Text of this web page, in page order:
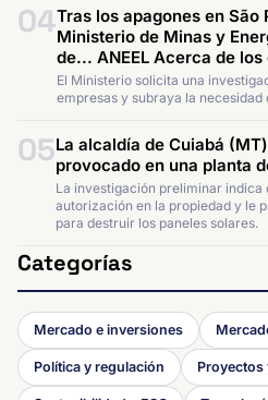
04Tras los apagones en São
Ministerio de Minas y
de... ANEEL Acerca de
El Ministerio solicita una
empresas y subraya la
05La alcaldía de Cuiabá
provocado en una planta
La investigación preliminar indica
autorización en la propiedad y le
para destruir los paneles solares.
Categorías
Mercado e inversiones
Política y regulación Proyectos